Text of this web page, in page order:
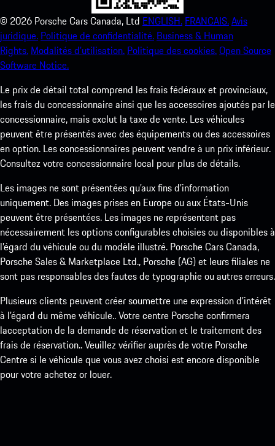
© 2026 Porsche Cars Canada, Ltd ENGLISH. FRANCAIS.Avis
juridique. Politique de confidentialité. Business & Human
Rights. Modalités d’utilisation. Politique des cookies.Open Source
Software Notice.
Le prix de détail total comprend les frais fédéraux et provinciaux,
les frais du concessionnaire ainsi que les accessoires ajoutés par le
concessionnaire, mais exclut la taxe de vente. Les véhicules
peuvent être présentés avec des équipements ou des accessoires
en option. Les concessionnaires peuvent vendre à un prix inférieur.
Consultez votre concessionnaire local pour plus de détails.
Les images ne sont présentées qu’aux fins d’information
uniquement. Des images prises en Europe ou aux États-Unis
peuvent être présentées. Les images ne représentent pas
nécessairement les options configurables choisies ou disponibles à
l’égard du véhicule ou du modèle illustré. Porsche Cars Canada,
Porsche Sales & Marketplace Ltd., Porsche (AG) et leurs filiales ne
sont pas responsables des fautes de typographie ou autres erreurs.
Plusieurs clients peuvent créer soumettre une expression d’intérêt
à l’égard du même véhicule.. Votre centre Porsche confirmera
lacceptation de la demande de réservation et le traitement des
frais de réservation.. Veuillez vérifier auprès de votre Porsche
Centre si le véhicule que vous avez choisi est encore disponible
pour votre achetez or louer.